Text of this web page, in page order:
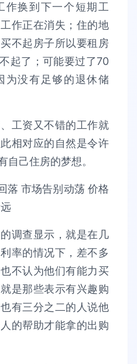
作换到下一个短期工
作正在消失；住的地
不起房子所以要租房
起了；可能要过了70
为没有足够的退休储
工资又不错的工作就
相对应的自然是令许
自己住房的梦想。
调查显示，就是在几
率的情况下，差不多
不认为他们有能力买
是那些表示有兴趣购
有三分之二的人说他
的帮助才能拿的出购